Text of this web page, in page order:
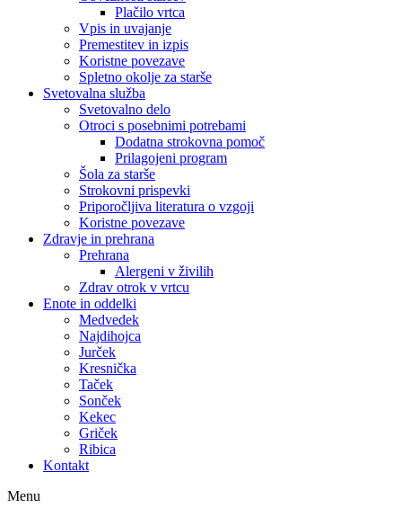
Plačilo vrtca
Vpis in uvajanje
Premestitev in izpis
Koristne povezave
Spletno okolje za starše
Svetovalna služba
Svetovalno delo
Otroci s posebnimi potrebami
Dodatna strokovna pomoč
Prilagojeni program
Šola za starše
Strokovni prispevki
Priporočljiva literatura o vzgoji
Koristne povezave
Zdravje in prehrana
Prehrana
Alergeni v živilih
Zdrav otrok v vrtcu
Enote in oddelki
Medvedek
Najdihojca
Jurček
Kresnička
Taček
Sonček
Kekec
Griček
Ribica
Kontakt
Menu